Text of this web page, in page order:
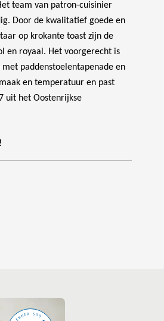
team van patron-cuisinier
Door de kwalitatief goede en
op krokante toast zijn de
en royaal. Het voorgerecht is
paddenstoelentapenade en
en temperatuur en past
uit het Oostenrijkse